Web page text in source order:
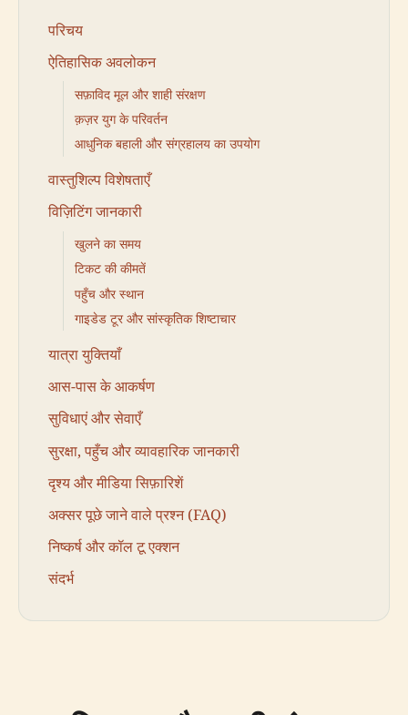
परिचय
ऐतिहासिक अवलोकन
सफ़ाविद मूल और शाही संरक्षण
क़ज़र युग के परिवर्तन
आधुनिक बहाली और संग्रहालय का उपयोग
वास्तुशिल्प विशेषताएँ
विज़िटिंग जानकारी
खुलने का समय
टिकट की कीमतें
पहुँच और स्थान
गाइडेड टूर और सांस्कृतिक शिष्टाचार
यात्रा युक्तियाँ
आस-पास के आकर्षण
सुविधाएं और सेवाएँ
सुरक्षा, पहुँच और व्यावहारिक जानकारी
दृश्य और मीडिया सिफ़ारिशें
अक्सर पूछे जाने वाले प्रश्न (FAQ)
निष्कर्ष और कॉल टू एक्शन
संदर्भ